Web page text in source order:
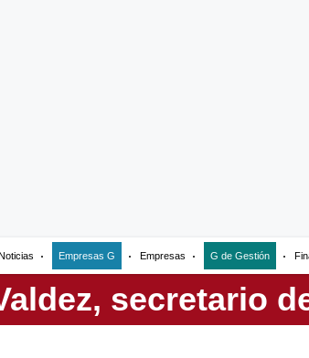
Empresas G Empresas G de Gestión